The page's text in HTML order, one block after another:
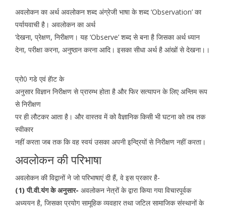
अवलोकन का अर्थ अवलोकन शब्द अंग्रेजी भाषा के शब्द ‘Observation’ का
पर्यायवाची है। अवलोकन का अर्थ
‘देखना, प्रेक्षण, निरीक्षण। यह ‘Observe’ शब्द से बना है जिसका अर्थ ध्यान
देना, परीक्षा करना, अनुष्ठान करना आदि। इसका सीधा अर्थ है आंखों से देखना।।
प्रो0 गडे एवं हॅाट के
अनुसार विज्ञान निरीक्षण से प्रारम्भ होता है और फिर सत्यापन के लिए अन्तिम रूप
से निरीक्षण
पर ही लौटकर आता है। और वास्तव में को वैज्ञानिक किसी भी घटना को तब तक
स्वीकार
नहीं करता जब तक कि वह स्वयं उसका अपनी इन्द्रियों से निरीक्षण नहीं करता।
अवलोकन की परिभाषा
अवलोकन की विद्वानों ने जो परिभाषाएं दी हैं, वे इस प्रकार है-
(1) पी.वी.यंग के अनुसार- अवलोकन नेत्रों के द्वारा किया गया विचारपूर्वक
अध्ययन है, जिसका प्रयोग सामूहिक व्यवहार तथा जटिल सामाजिक संस्थानों के